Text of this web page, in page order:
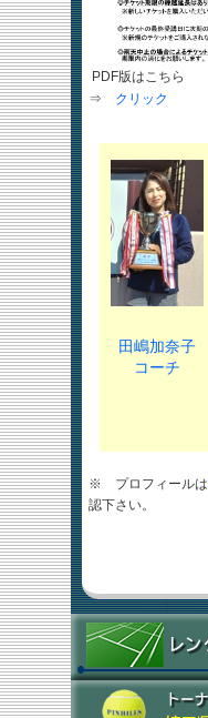
PDF版はこちら
⇒ クリック
田嶋加奈子
コーチ
※ プロフィールは
認下さい。